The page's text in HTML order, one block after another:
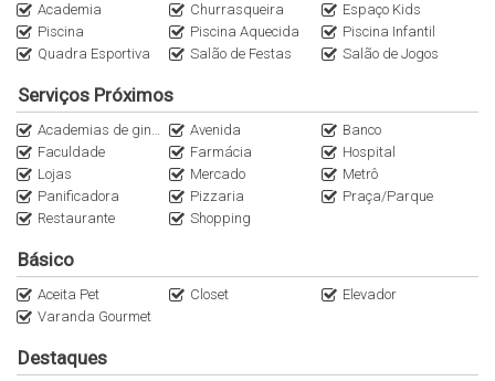
Localização:
2 minutos do Jardins - Jardim Paulista
4 minutos Metrô Oscar Freire
5 min do Shopping Eldorado
5 min da Av Faria Lima
6 Min Pisselli Jardins
6 min do Sofá Café Pinheiros
6 Min do Gero Jardins
6 Min do Restaurante e Padoca do Mani
7 min do Figueira Rubaiyat
8 min do Parque Villa Lobos
Academia Churrasqueira
Espaço Kids
Piscina
Piscina Aquecida
Piscina Infantil
Quadra Esportiva
Salão de Festas Salão de Jogos
Serviços Próximos
Academias de ginástica Avenida
Banco
Faculdade
Farmácia
Hospital
Lojas
Mercado
Metrô
Panificadora
Pizzaria
Praça/Parque
Restaurante
Shopping
Básico
Aceita Pet Closet
Elevador
Varanda Gourmet
Destaques